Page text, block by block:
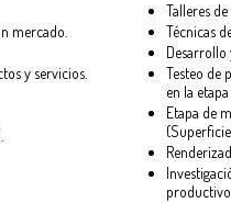
mercado.
y servicios.
Talleres
Técnicas
Desarrollo
Testeo de
en la
Etapa de